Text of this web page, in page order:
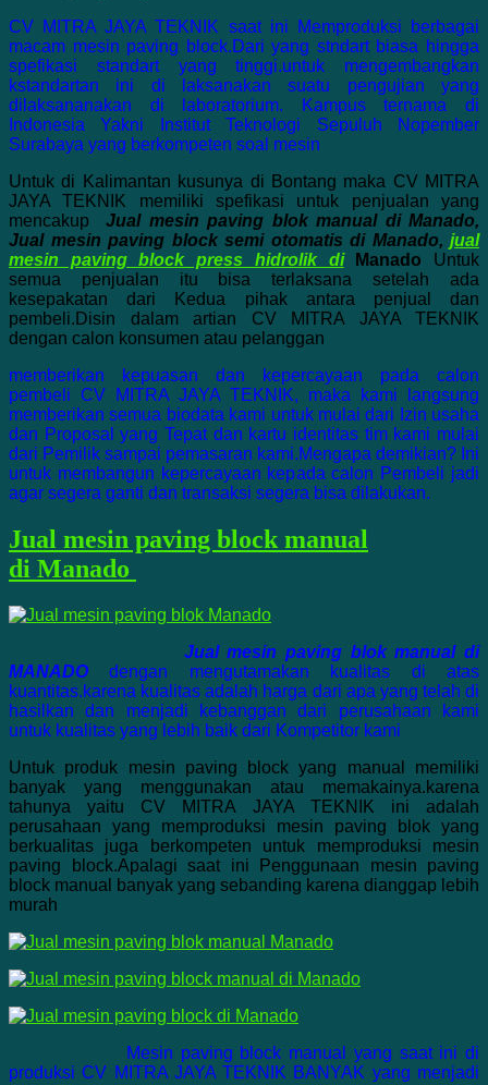
CV MITRA JAYA TEKNIK saat ini Memproduksi berbagai
macam mesin paving block.Dari yang stndart biasa hingga
spefikasi standart yang tinggi.untuk mengembangkan
kstandartan ini di laksanakan suatu pengujian yang
dilaksananakan di laboratorium. Kampus ternama di
Indonesia Yakni Institut Teknologi Sepuluh Nopember
Surabaya yang berkompeten soal mesin
Untuk di Kalimantan kusunya di Bontang maka CV MITRA
JAYA TEKNIK memiliki spefikasi untuk penjualan yang
mencakup Jual mesin paving blok manual di Manado,
Jual mesin paving block semi otomatis di Manado, jual
mesin paving block press hidrolik diManado Untuk
semua penjualan itu bisa terlaksana setelah ada
kesepakatan dari Kedua pihak antara penjual dan
pembeli.Disin dalam artian CV MITRA JAYA TEKNIK
dengan calon konsumen atau pelanggan
memberikan kepuasan dan kepercayaan pada calon
pembeli CV MITRA JAYA TEKNIK, maka kami langsung
memberikan semua biodata kami untuk mulai dari Izin usaha
dan Proposal yang Tepat dan kartu identitas tim kami mulai
dari Pemilik sampai pemasaran kami.Mengapa demikian? Ini
untuk membangun kepercayaan kepada calon Pembeli jadi
agar segera ganti dan transaksi segera bisa dilakukan.
Jual mesin paving block manual
di Manado
Jual mesin paving blok manual di
MANADOdengan mengutamakan kualitas di atas
kuantitas.karena kualitas adalah harga dari apa yang telah di
hasilkan dan menjadi kebanggan dari perusahaan kami
untuk kualitas yang lebih baik dari Kompetitor kami
Untuk produk mesin paving block yang manual memiliki
banyak yang menggunakan atau memakainya.karena
tahunya yaitu CV MITRA JAYA TEKNIK ini adalah
perusahaan yang memproduksi mesin paving blok yang
berkualitas juga berkompeten untuk memproduksi mesin
paving block.Apalagi saat ini Penggunaan mesin paving
block manual banyak yang sebanding karena dianggap lebih
murah
Mesin paving block manual yang saat ini di
produksi CV MITRA JAYA TEKNIK BANYAK yang menjadi